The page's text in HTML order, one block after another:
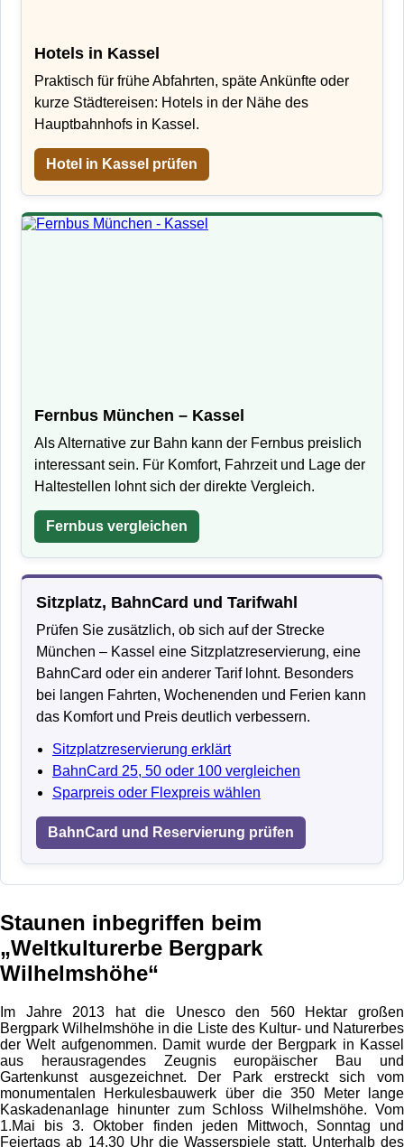
Hotels in Kassel
Praktisch für frühe Abfahrten, späte Ankünfte oder
kurze Städtereisen: Hotels in der Nähe des
Hauptbahnhofs in Kassel.
Hotel in Kassel prüfen
Fernbus München – Kassel
Als Alternative zur Bahn kann der Fernbus preislich
interessant sein. Für Komfort, Fahrzeit und Lage der
Haltestellen lohnt sich der direkte Vergleich.
Fernbus vergleichen
Sitzplatz, BahnCard und Tarifwahl
Prüfen Sie zusätzlich, ob sich auf der Strecke
München – Kassel eine Sitzplatzreservierung, eine
BahnCard oder ein anderer Tarif lohnt. Besonders
bei langen Fahrten, Wochenenden und Ferien kann
das Komfort und Preis deutlich verbessern.
Sitzplatzreservierung erklärt
BahnCard 25, 50 oder 100 vergleichen
Sparpreis oder Flexpreis wählen
BahnCard und Reservierung prüfen
Staunen inbegriffen beim
„Weltkulturerbe Bergpark
Wilhelmshöhe“
Im Jahre 2013 hat die Unesco den 560 Hektar großen
Bergpark Wilhelmshöhe in die Liste des Kultur- und Naturerbes
der Welt aufgenommen. Damit wurde der Bergpark in Kassel
aus herausragendes Zeugnis europäischer Bau und
Gartenkunst ausgezeichnet. Der Park erstreckt sich vom
monumentalen Herkulesbauwerk über die 350 Meter lange
Kaskadenanlage hinunter zum Schloss Wilhelmshöhe. Vom
1.Mai bis 3. Oktober finden jeden Mittwoch, Sonntag und
Feiertags ab 14.30 Uhr die Wasserspiele statt. Unterhalb des